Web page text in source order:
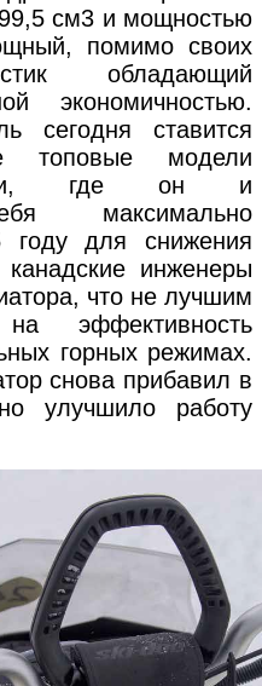
см3 и мощностью
помимо своих
обладающий
экономичностью.
сегодня ставится
топовые модели
где он и
максимально
году для снижения
инженеры
что не лучшим
эффективность
горных режимах.
снова прибавил в
улучшило работу